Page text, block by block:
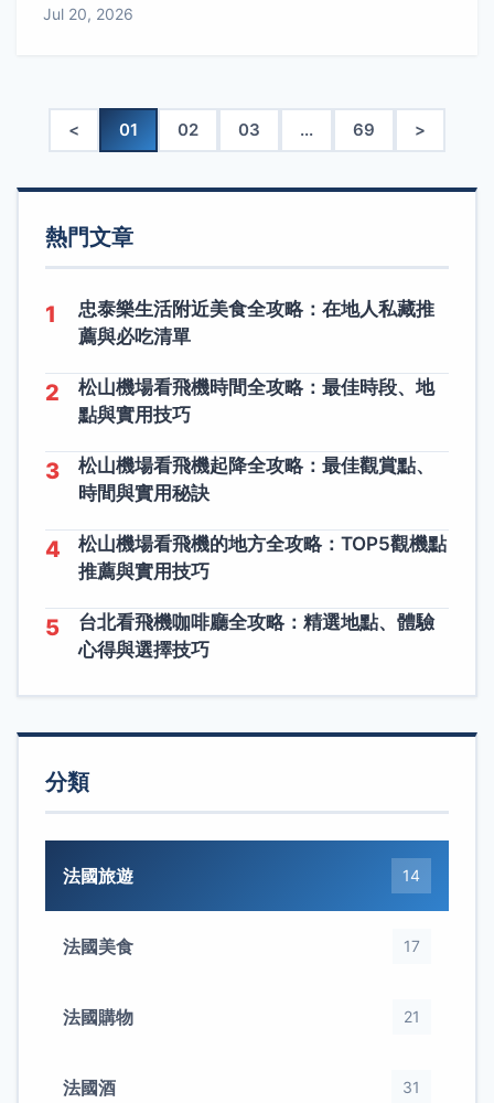
Jul 20, 2026
< 01 02 03 ... 69 >
熱門文章
1
忠泰樂生活附近美食全攻略：在地人私藏推
薦與必吃清單
2
松山機場看飛機時間全攻略：最佳時段、地
點與實用技巧
3
松山機場看飛機起降全攻略：最佳觀賞點、
時間與實用秘訣
4
松山機場看飛機的地方全攻略：TOP5觀機點
推薦與實用技巧
5
台北看飛機咖啡廳全攻略：精選地點、體驗
心得與選擇技巧
分類
法國旅遊 14
法國美食 17
法國購物 21
法國酒 31